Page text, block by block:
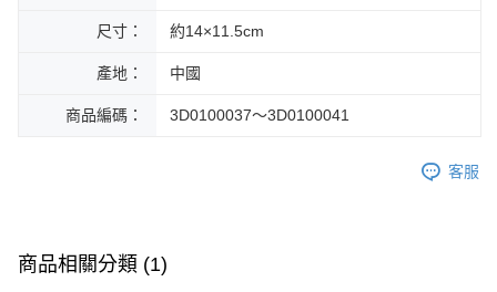
尺寸： 約14×11.5cm
產地： 中國
商品編碼： 3D0100037～3D0100041
客服
商品相關分類 (1)